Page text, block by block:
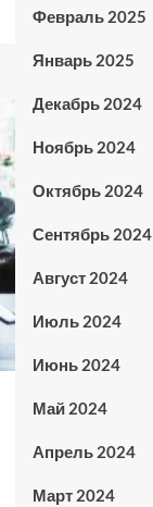
Февраль 2025
Январь 2025
Декабрь 2024
Ноябрь 2024
Октябрь 2024
Сентябрь 2024
Август 2024
Июль 2024
Июнь 2024
Май 2024
Апрель 2024
Март 2024